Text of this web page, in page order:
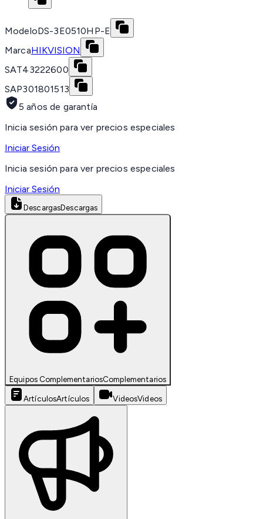
ModeloDS-3E0510HP-E
MarcaHIKVISION
SAT43222600
SAP301801513
5 años de garantía
Inicia sesión para ver precios especiales
Iniciar Sesión
Inicia sesión para ver precios especiales
Iniciar Sesión
DescargasDescargas
Equipos ComplementariosComplementarios
ArtículosArtículos VideosVideos